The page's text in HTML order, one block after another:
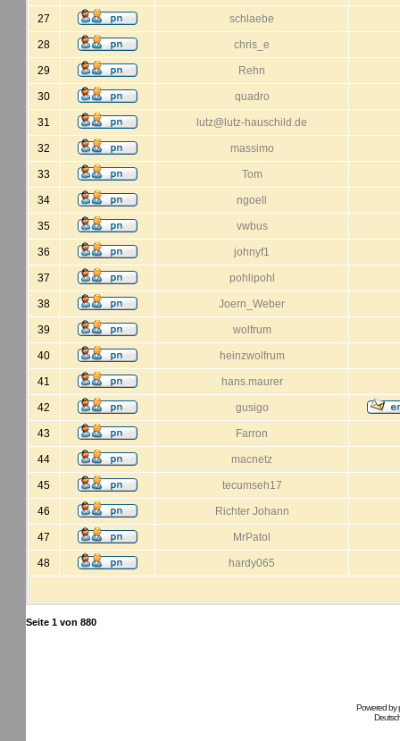
27 schlaebe
28 chris_e
29 Rehn
30 quadro
31 lutz@lutz-hauschild.de
32 massimo
33 Tom
34 ngoell
35 vwbus
36 johnyf1
37 pohlipohl
38 Joern_Weber
39 wolfrum
40 heinzwolfrum
41 hans.maurer
42 gusigo
43 Farron
44 macnetz
45 tecumseh17
46 Richter Johann
47 MrPatol
48 hardy065
Seite 1 von 880
Powered by